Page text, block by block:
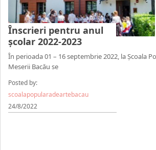
Înscrieri pentru anul
școlar 2022-2023
În perioada 01 – 16 septembrie 2022, la Școala
Meserii Bacău se
Posted by:
scoalapopularadeartebacau
24/8/2022